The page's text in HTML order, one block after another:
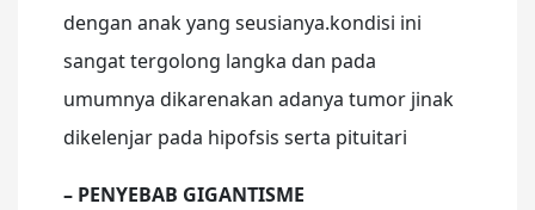
dengan anak yang seusianya.kondisi ini
sangat tergolong langka dan pada
umumnya dikarenakan adanya tumor jinak
dikelenjar pada hipofsis serta pituitari
– PENYEBAB GIGANTISME